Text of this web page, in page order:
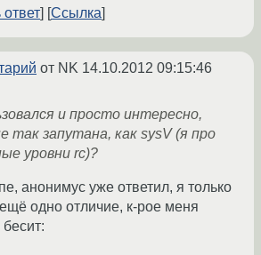
ответ
Ссылка
от NK 14.10.2012 09:15:46
и просто интересно,
так запутана, как sysV (я про
уровни rc)?
анонимус уже ответил, я только
одно отличие, к-рое меня